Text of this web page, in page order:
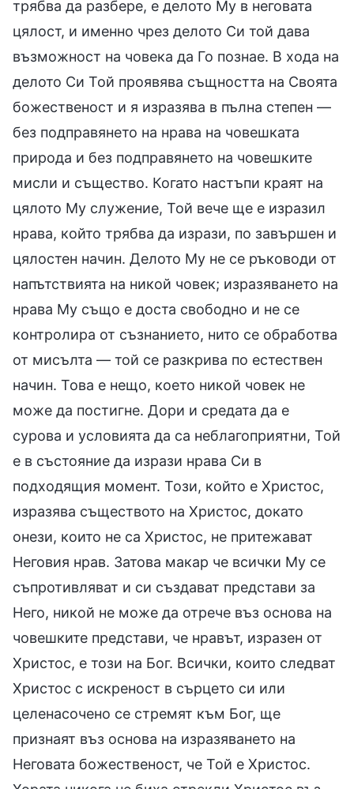
трябва да разбере, е делото Му в неговата
цялост, и именно чрез делото Си той дава
възможност на човека да Го познае. В хода на
делото Си Той проявява същността на Своята
божественост и я изразява в пълна степен —
без подправянето на нрава на човешката
природа и без подправянето на човешките
мисли и същество. Когато настъпи краят на
цялото Му служение, Той вече ще е изразил
нрава, който трябва да изрази, по завършен и
цялостен начин. Делото Му не се ръководи от
напътствията на никой човек; изразяването на
нрава Му също е доста свободно и не се
контролира от съзнанието, нито се обработва
от мисълта — той се разкрива по естествен
начин. Това е нещо, което никой човек не
може да постигне. Дори и средата да е
сурова и условията да са неблагоприятни, Той
е в състояние да изрази нрава Си в
подходящия момент. Този, който е Христос,
изразява съществото на Христос, докато
онези, които не са Христос, не притежават
Неговия нрав. Затова макар че всички Му се
съпротивляват и си създават представи за
Него, никой не може да отрече въз основа на
човешките представи, че нравът, изразен от
Христос, е този на Бог. Всички, които следват
Христос с искреност в сърцето си или
целенасочено се стремят към Бог, ще
признаят въз основа на изразяването на
Неговата божественост, че Той е Христос.